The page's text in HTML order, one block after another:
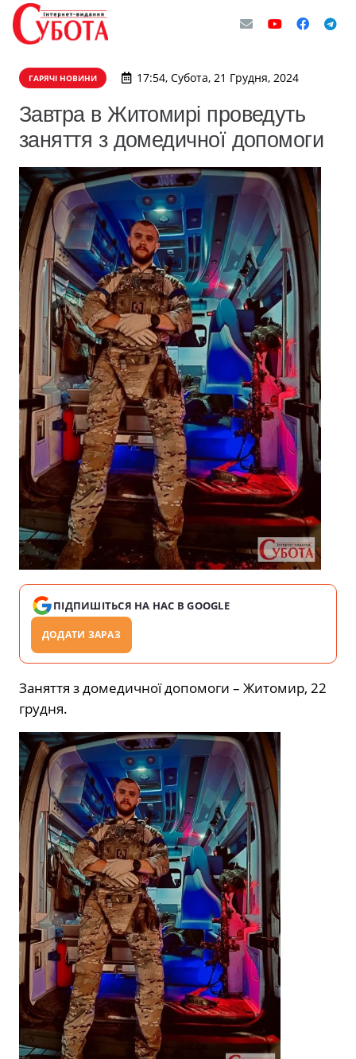
ГАРЯЧІ НОВИНИ 17:54, Субота, 21 Грудня, 2024
Завтра в Житомирі проведуть
заняття з домедичної допомоги
ПІДПИШІТЬСЯ НА НАС В GOOGLE
ДОДАТИ ЗАРАЗ
Заняття з домедичної допомоги – Житомир, 22
грудня.